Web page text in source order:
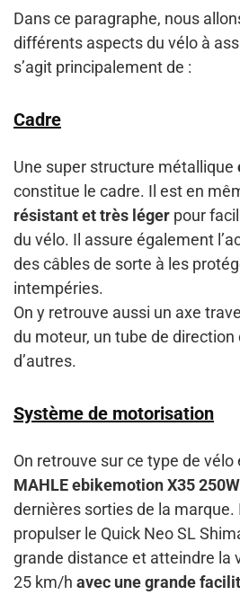
Dans ce paragraphe, nous
différents aspects du vélo à
s’agit principalement de :
Cadre
Une super structure métallique
constitue le cadre. Il est en
résistant et très léger pour
du vélo. Il assure également
des câbles de sorte à les
intempéries.
On y retrouve aussi un axe
du moteur, un tube de direction
d’autres.
Système de motorisation
On retrouve sur ce type de vélo
MAHLE ebikemotion X35 250W
dernières sorties de la marque.
propulser le Quick Neo SL
grande distance et atteindre la
25 km/h avec une grande